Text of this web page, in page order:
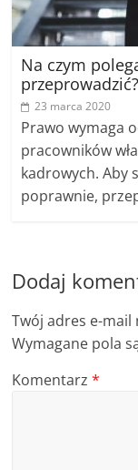
Na czym
przeprowadzić?
23 marca 2020
Prawo wymaga
pracowników
kadrowych. Aby
poprawnie,
Dodaj
Twój adres e-
Wymagane pola
Komentarz*